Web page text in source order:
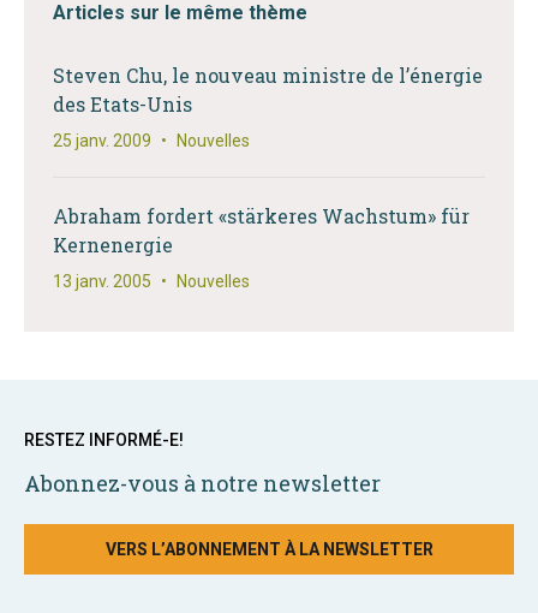
Articles sur le même thème
Steven Chu, le nouveau ministre de l’énergie
des Etats-Unis
25 janv. 2009 • Nouvelles
Abraham fordert «stärkeres Wachstum» für
Kernenergie
13 janv. 2005 • Nouvelles
RESTEZ INFORMÉ-E!
Abonnez-vous à notre newsletter
VERS L’ABONNEMENT À LA NEWSLETTER